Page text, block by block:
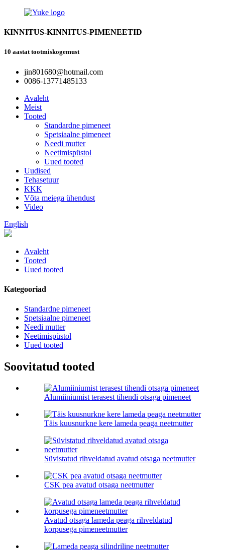
KINNITUS-KINNITUS-PIMENEETID
10 aastat tootmiskogemust
jin801680@hotmail.com
0086-13771485133
Avaleht
Meist
Tooted
Standardne pimeneet
Spetsiaalne pimeneet
Needi mutter
Neetimispüstol
Uued tooted
Uudised
Tehasetuur
KKK
Võta meiega ühendust
Video
English
Avaleht
Tooted
Uued tooted
Kategooriad
Standardne pimeneet
Spetsiaalne pimeneet
Needi mutter
Neetimispüstol
Uued tooted
Soovitatud tooted
Alumiiniumist terasest tihendi otsaga pimeneet
Täis kuusnurkne kere lameda peaga neetmutter
Süvistatud rihveldatud avatud otsaga neetmutter
CSK pea avatud otsaga neetmutter
Avatud otsaga lameda peaga rihveldatud
korpusega pimeneetmutter